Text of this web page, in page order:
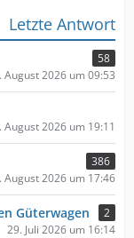
Letzte Antwort
58
August 2026 um 09:53
August 2026 um 19:11
386
August 2026 um 17:46
Güterwagen
2
29. Juli 2026 um 16:14